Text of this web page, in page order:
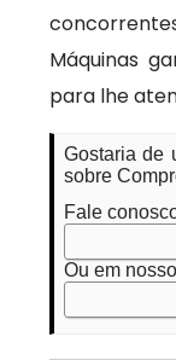
Máquinas
para lhe
Gostaria de
sobre
Fale
Ou em